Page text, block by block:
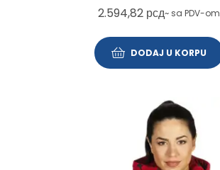
2.594,82 рсд~ sa PDV-om
DODAJ U KORPU